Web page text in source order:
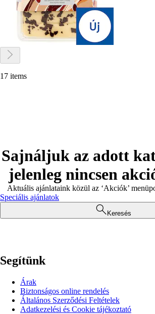
17 items
Sajnáljuk az adott
jelenleg nincsen
Aktuális ajánlataink közül az ‘Akciók’
Speciális ajánlatok
Keresés
Segítünk
Árak
Biztonságos online rendelés
Általános Szerződési Feltételek
Adatkezelési és Cookie tájékoztató